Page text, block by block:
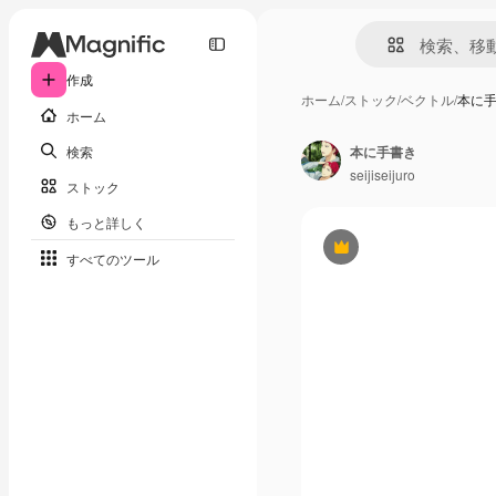
作成
ホーム
検索
ストック
もっと詳しく
すべてのツール
ホーム/ストック/ベクトル/本に
Premium
本に手書き
seijiseijuro